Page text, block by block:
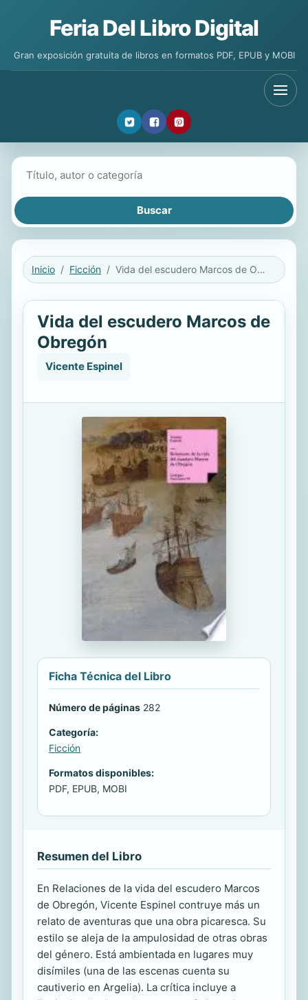
Feria Del Libro Digital
Gran exposición gratuita de libros en formatos PDF, EPUB y MOBI
Inicio Ficción Vida del escudero Marcos de Obregón
Vida del escudero Marcos de
Obregón
Vicente Espinel
Ficha Técnica del Libro
Número de páginas 282
Categoría:
Ficción
Formatos disponibles:
PDF, EPUB, MOBI
Resumen del Libro
En Relaciones de la vida del escudero Marcos
de Obregón, Vicente Espinel contruye más un
relato de aventuras que una obra picaresca. Su
estilo se aleja de la ampulosidad de otras obras
del género. Está ambientada en lugares muy
disímiles (una de las escenas cuenta su
cautiverio en Argelia). La crítica incluye a